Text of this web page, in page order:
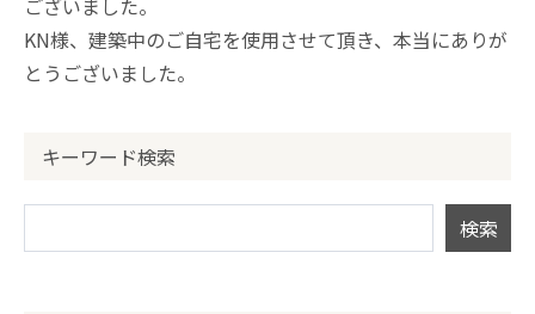
ございました。
KN様、建築中のご自宅を使用させて頂き、本当にありが
とうございました。
キーワード検索